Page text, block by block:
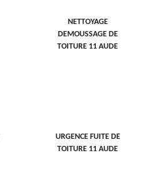
NETTOYAGE
DEMOUSSAGE DE
TOITURE 11 AUDE
URGENCE FUITE DE
TOITURE 11 AUDE